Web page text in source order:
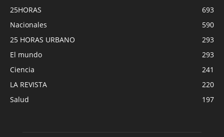
25HORAS
693
Nacionales
590
25 HORAS URBANO
293
El mundo
293
Ciencia
241
LA REVISTA
220
Salud
197